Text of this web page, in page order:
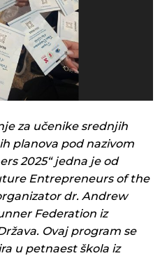
za učenike srednjih
planova pod nazivom
2025“ jedna je od
Entrepreneurs of the
dr. Andrew
Federation iz
Ovaj program se
u petnaest škola iz